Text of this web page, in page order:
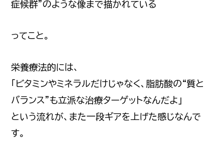
症候群”のような像まで描かれている
ってこと。
栄養療法的には、
「ビタミンやミネラルだけじゃなく、脂肪酸の“質と
バランス”も立派な治療ターゲットなんだよ」
という流れが、また一段ギアを上げた感じなんで
す。